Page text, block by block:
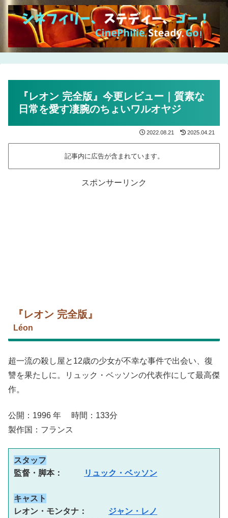
『レオン 完全版』今更レビュー｜質素な
日常を愛す凄腕のちょいワルオヤジ
2022.08.21 2025.04.21
記事内に広告が含まれています。
スポンサーリンク
『レオン 完全版』
Léon
超一流の殺し屋と12歳の少女が不幸な事件で出会い、復
讐を果たしに。リュック・ベッソンの代表作にして最高傑
作。
公開：1996 年 時間：133分
製作国：フランス
スタッフ
監督・脚本：
リュック・ベッソン
キャスト
レオン・モンタナ： ジャン・レノ